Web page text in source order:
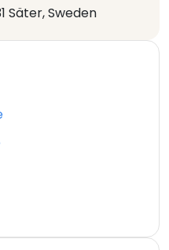
Säter, Sweden